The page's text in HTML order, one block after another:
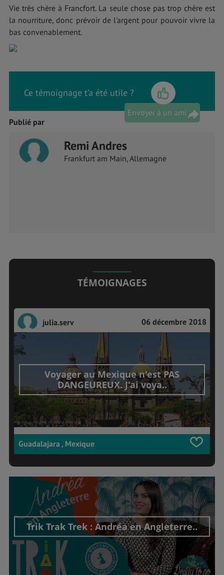
Vie très chère à Francfort. La seule chose pas trop chère est
la nourriture, donc prévoir de l'argent pour pouvoir vivre la
bas convenablement.
Ce témoignage t’a été utile ?
Envoyer à un ami
Publié par
Remi Andres
Frankfurt am Main, Allemagne
TÉMOIGNAGES
julia.serv 06 décembre 2018
Voyager au Mexique n'est PAS
DANGEUREUX. J'ai voya..
Guadalajara , Mexique
Trik Trak Trek : Andréa en Angleterre..